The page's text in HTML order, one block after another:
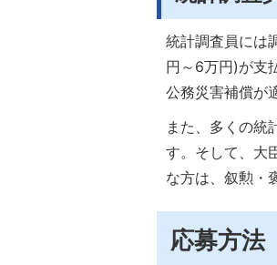
統計調査員には
円～6万円)が支
公務災害補償が
また、多くの統
す。そして、大
な方は、叙勲・
応募方法